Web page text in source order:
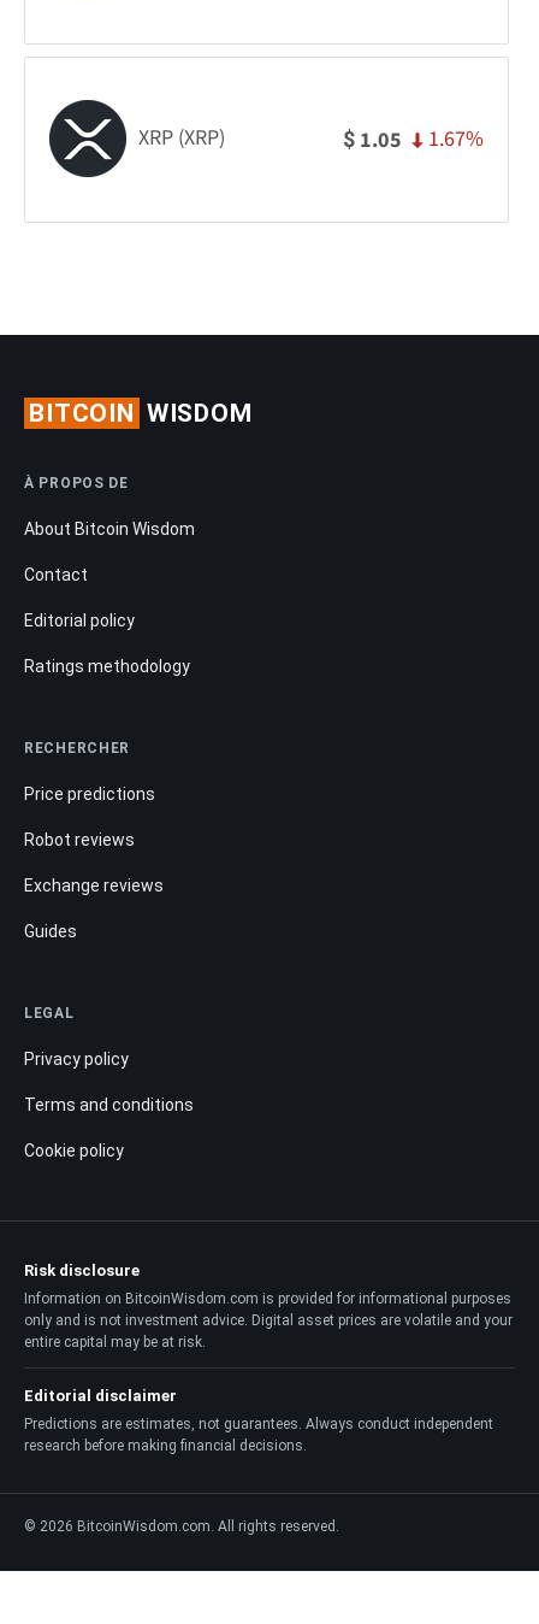
XRP (XRP) $ 1.05 1.67%
BITCOIN WISDOM
À PROPOS DE
About Bitcoin Wisdom
Contact
Editorial policy
Ratings methodology
RECHERCHER
Price predictions
Robot reviews
Exchange reviews
Guides
LEGAL
Privacy policy
Terms and conditions
Cookie policy
Risk disclosure
Information on BitcoinWisdom.com is provided for informational purposes
only and is not investment advice. Digital asset prices are volatile and your
entire capital may be at risk.
Editorial disclaimer
Predictions are estimates, not guarantees. Always conduct independent
research before making financial decisions.
© 2026 BitcoinWisdom.com. All rights reserved.